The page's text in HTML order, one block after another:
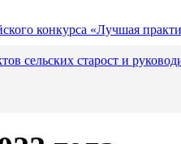
конкурса «Лучшая
сельских старост и